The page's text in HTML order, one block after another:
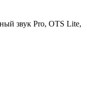
звук Pro, OTS Lite,